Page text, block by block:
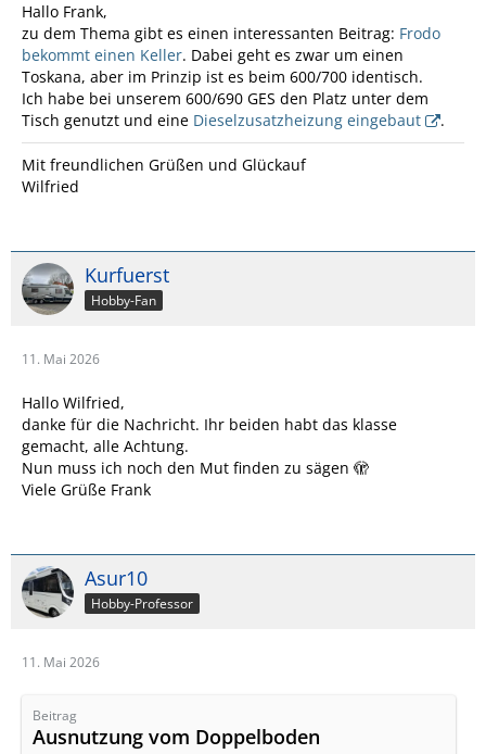
Hallo Frank,
zu dem Thema gibt es einen interessanten Beitrag: Frodo
bekommt einen Keller. Dabei geht es zwar um einen
Toskana, aber im Prinzip ist es beim 600/700 identisch.
Ich habe bei unserem 600/690 GES den Platz unter dem
Tisch genutzt und eine Dieselzusatzheizung eingebaut .
Mit freundlichen Grüßen und Glückauf
Wilfried
Kurfuerst
Hobby-Fan
11. Mai 2026
Hallo Wilfried,
danke für die Nachricht. Ihr beiden habt das klasse
gemacht, alle Achtung.
Nun muss ich noch den Mut finden zu sägen 🫣
Viele Grüße Frank
Asur10
Hobby-Professor
11. Mai 2026
Beitrag
Ausnutzung vom Doppelboden